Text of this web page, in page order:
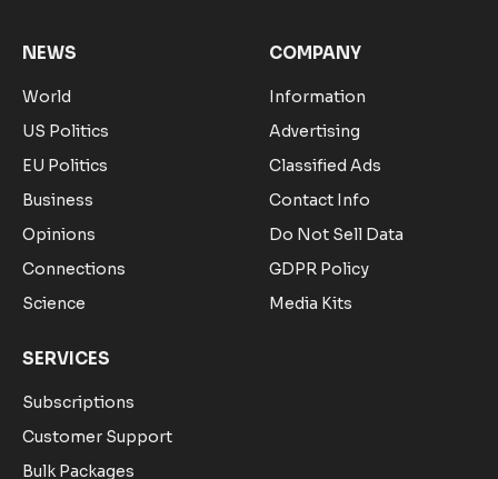
NEWS
World
US Politics
EU Politics
Business
Opinions
Connections
Science
COMPANY
Information
Advertising
Classified Ads
Contact Info
Do Not Sell Data
GDPR Policy
Media Kits
SERVICES
Subscriptions
Customer Support
Bulk Packages